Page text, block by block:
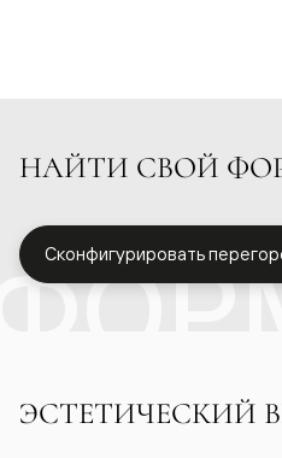
НАЙТИ СВОЙ
Сконфигурировать
ЭСТЕТИЧЕСКИЙ